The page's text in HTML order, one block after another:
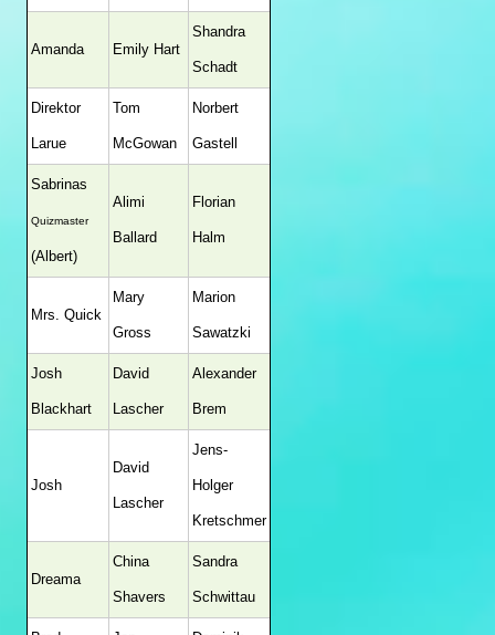
Amanda Emily Hart
Shandra
Schadt
Direktor
Larue
Tom
McGowan
Norbert
Gastell
Sabrinas
Quizmaster
(Albert)
Alimi
Ballard
Florian
Halm
Mrs. Quick
Mary
Gross
Marion
Sawatzki
Josh
Blackhart
David
Lascher
Alexander
Brem
Josh
David
Lascher
Jens-
Holger
Kretschmer
Dreama
China
Shavers
Sandra
Schwittau